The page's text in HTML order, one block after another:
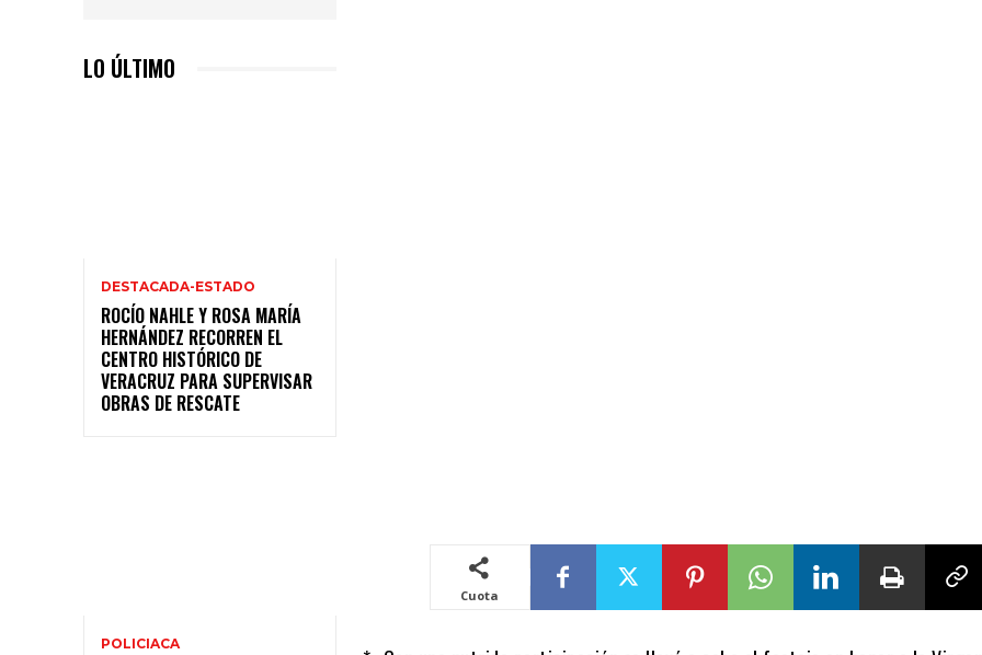
LO ÚLTIMO
DESTACADA-ESTADO
ROCÍO NAHLE Y ROSA MARÍA
HERNÁNDEZ RECORREN EL
CENTRO HISTÓRICO DE
VERACRUZ PARA SUPERVISAR
OBRAS DE RESCATE
POLICIACA
Cuota